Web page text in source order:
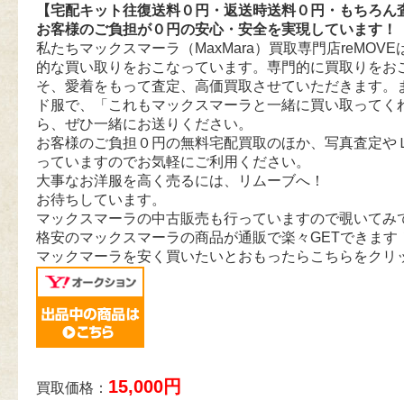
【宅配キット往復送料０円・返送時送料０円・もちろん
お客様のご負担が０円の安心・安全を実現しています！
私たちマックスマーラ（MaxMara）買取専門店reMOVE
的な買い取りをおこなっています。専門的に買取りをお
そ、愛着をもって査定、高価買取させていただきます。
ド服で、「これもマックスマーラと一緒に買い取ってく
ら、ぜひ一緒にお送りください。
お客様のご負担０円の無料宅配買取のほか、写真査定や
っていますのでお気軽にご利用ください。
大事なお洋服を高く売るには、リムーブへ！
お待ちしています。
マックスマーラの中古販売も行っていますので覗いてみ
格安のマックスマーラの商品が通販で楽々GETできます
マックマーラを安く買いたいとおもったらこちらをクリ
買取価格： 15,000円